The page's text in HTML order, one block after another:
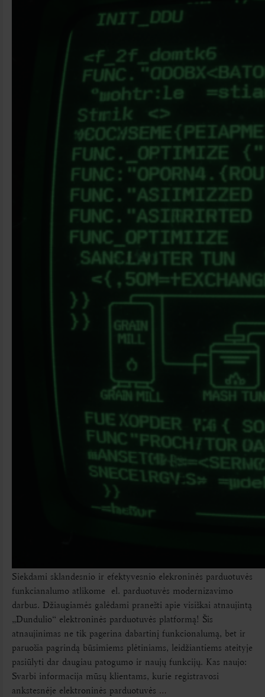
Siekdami sklandesnio ir efektyvesnio elekroninės parduotuvės
funkcianalumo atlikome el. parduotuvės modernizavimo
darbus. Džiaugiamės galėdami pranešti apie visiškai atnaujintą
„Dundulio“ elektroninės parduotuvės platformą! Šis
atnaujinimas ne tik pagerina dabartinį funkcionalumą, bet ir
paruošia pagrindą būsimiems plėtiniams, leidžiantiems ateityje
pasiūlyti dar daugiau patogumo ir naujų funkcijų. Kas naujo:
Svarbi informacija mūsų klientams, kurie registravosi
ankstesnėje elektroninės parduotuvės …